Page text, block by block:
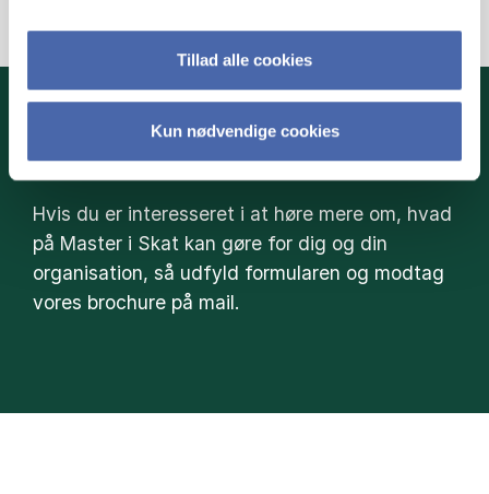
Tillad alle cookies
Kun nødvendige cookies
HENT BROCHURE HER
Hvis du er interesseret i at høre mere om, hvad
på Master i Skat kan gøre for dig og din
organisation, så udfyld formularen og modtag
vores brochure på mail.